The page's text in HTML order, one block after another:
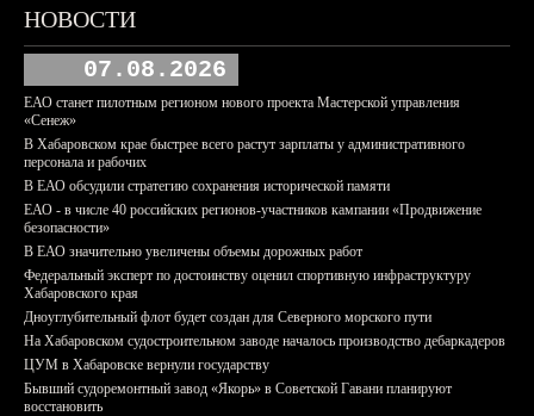
НОВОСТИ
07.08.2026
ЕАО станет пилотным регионом нового проекта Мастерской управления
«Сенеж»
В Хабаровском крае быстрее всего растут зарплаты у административного
персонала и рабочих
В ЕАО обсудили стратегию сохранения исторической памяти
ЕАО - в числе 40 российских регионов-участников кампании «Продвижение
безопасности»
В ЕАО значительно увеличены объемы дорожных работ
Федеральный эксперт по достоинству оценил спортивную инфраструктуру
Хабаровского края
Дноуглубительный флот будет создан для Северного морского пути
На Хабаровском судостроительном заводе началось производство дебаркадеров
ЦУМ в Хабаровске вернули государству
Бывший судоремонтный завод «Якорь» в Советской Гавани планируют
восстановить